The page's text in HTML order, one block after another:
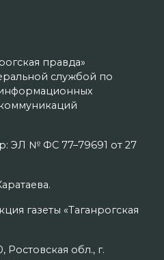
правда»
службой по
ЭЛ № ФС 77–79691 от 27
газеты «Таганрогская
обл., г.